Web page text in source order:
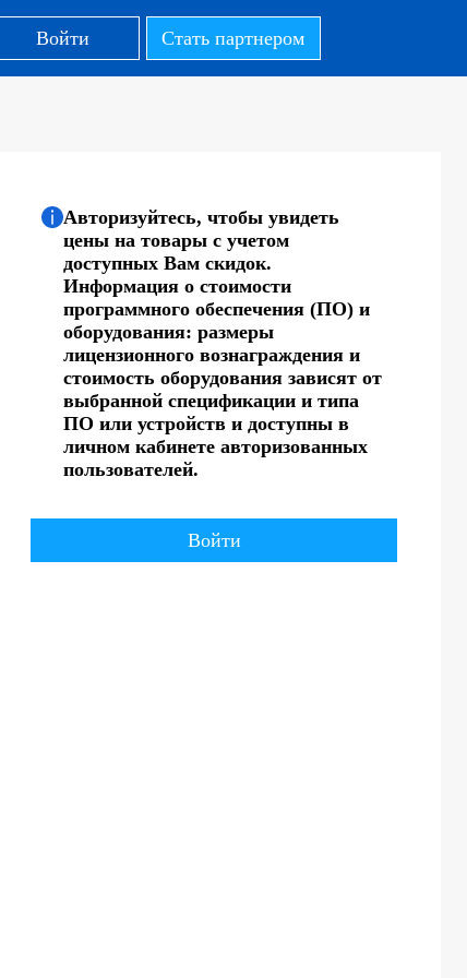
Войти Стать партнером
Авторизуйтесь, чтобы увидеть
цены на товары с учетом
доступных Вам скидок.
Информация о стоимости
программного обеспечения (ПО) и
оборудования: размеры
лицензионного вознаграждения и
стоимость оборудования зависят от
выбранной спецификации и типа
ПО или устройств и доступны в
личном кабинете авторизованных
пользователей.
Войти